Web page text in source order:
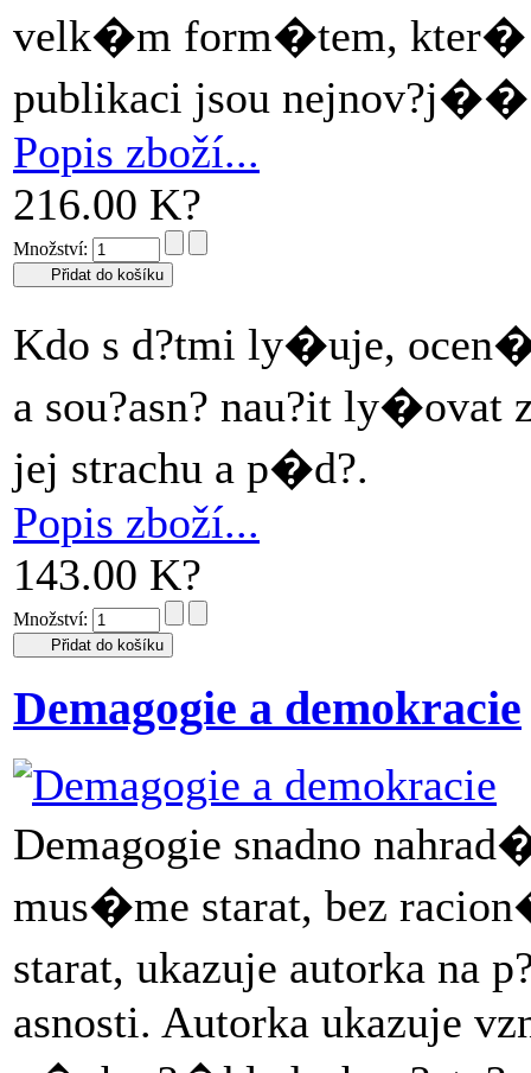
velk�m form�tem, kter�
publikaci jsou
Popis zboží...
216.00 K?
Množství:
Kdo s d?tmi ly�uje,
a sou?asn? nau?it
jej strachu a p�d?.
Popis zboží...
143.00 K?
Množství:
Demagogie a demokracie
Demagogie snadno
mus�me starat, bez
starat, ukazuje autorka na
asnosti. Autorka ukazuje